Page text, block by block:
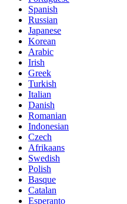
Spanish
Russian
Japanese
Korean
Arabic
Irish
Greek
Turkish
Italian
Danish
Romanian
Indonesian
Czech
Afrikaans
Swedish
Polish
Basque
Catalan
Esperanto